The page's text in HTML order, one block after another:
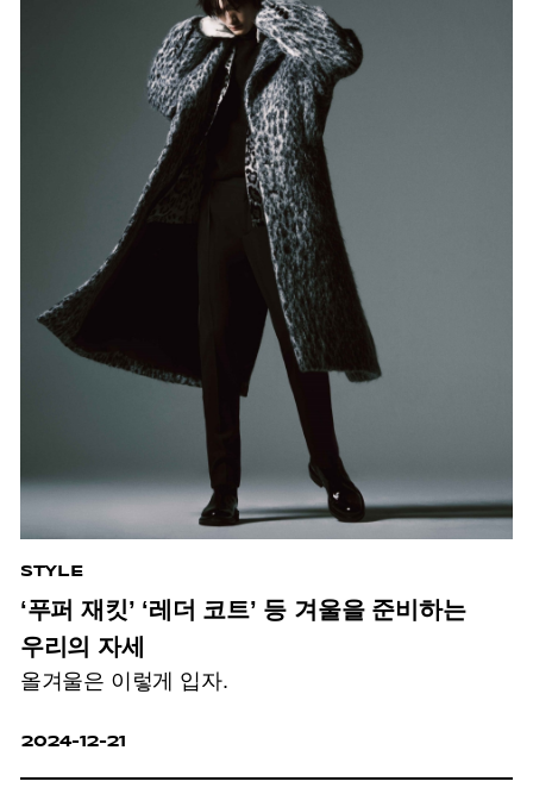
STYLE
‘푸퍼 재킷’ ‘레더 코트’ 등 겨울을 준비하는
우리의 자세
올겨울은 이렇게 입자.
2024-12-21